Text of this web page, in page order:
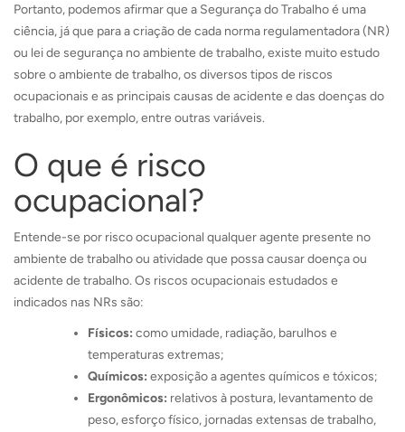
Portanto, podemos afirmar que a Segurança do Trabalho é uma
ciência, já que para a criação de cada norma regulamentadora (NR)
ou lei de segurança no ambiente de trabalho, existe muito estudo
sobre o ambiente de trabalho, os diversos tipos de riscos
ocupacionais e as principais causas de acidente e das doenças do
trabalho, por exemplo, entre outras variáveis.
O que é risco
ocupacional?
Entende-se por risco ocupacional qualquer agente presente no
ambiente de trabalho ou atividade que possa causar doença ou
acidente de trabalho. Os riscos ocupacionais estudados e
indicados nas NRs são:
Físicos: como umidade, radiação, barulhos e
temperaturas extremas;
Químicos: exposição a agentes químicos e tóxicos;
Ergonômicos: relativos à postura, levantamento de
peso, esforço físico, jornadas extensas de trabalho,